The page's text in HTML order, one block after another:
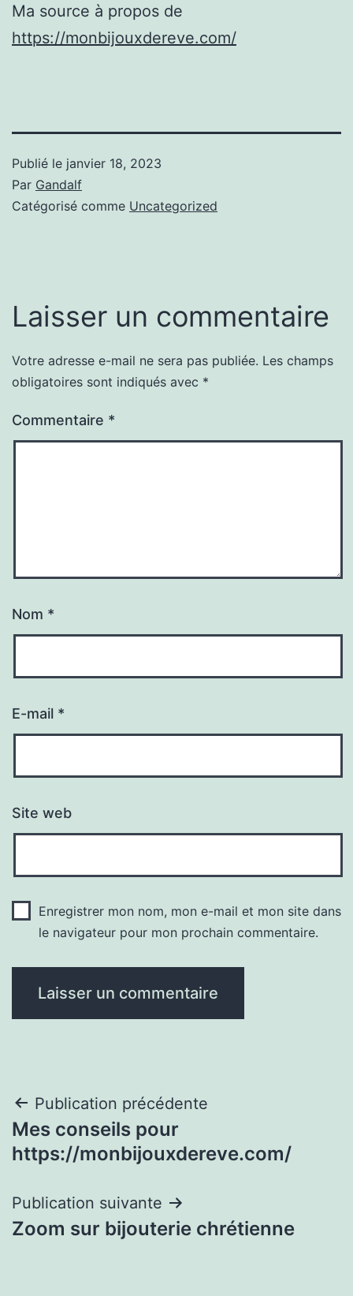
Ma source à propos de
https://monbijouxdereve.com/
Publié le janvier 18, 2023
Par Gandalf
Catégorisé comme Uncategorized
Laisser un commentaire
Votre adresse e-mail ne sera pas publiée. Les champs
obligatoires sont indiqués avec *
Commentaire *
Nom *
E-mail *
Site web
Enregistrer mon nom, mon e-mail et mon site dans
le navigateur pour mon prochain commentaire.
Navigation
de
Publication précédente
Mes conseils pour
https://monbijouxdereve.com/
Publication suivante
Zoom sur bijouterie chrétienne